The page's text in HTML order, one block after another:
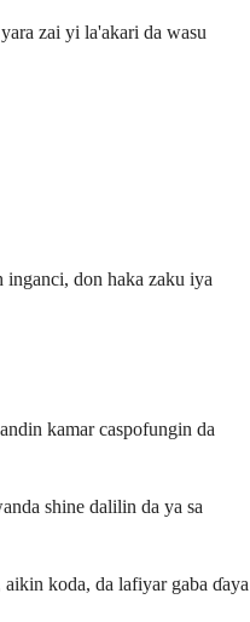
zai yi la'akari da wasu
don haka zaku iya
kamar caspofungin da
shine dalilin da ya sa
koda, da lafiyar gaba ɗaya